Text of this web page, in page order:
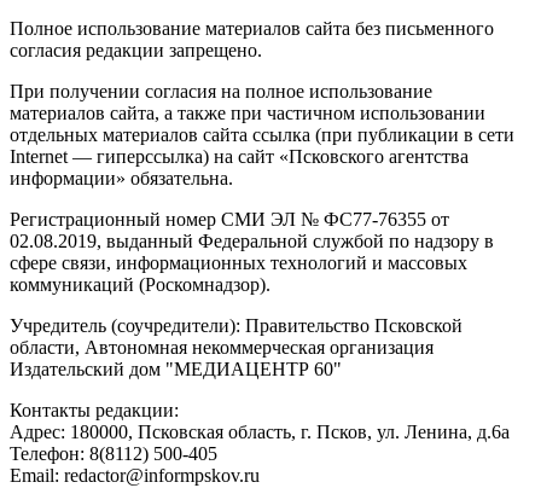
Полное использование материалов сайта без письменного
согласия редакции запрещено.
При получении согласия на полное использование
материалов сайта, а также при частичном использовании
отдельных материалов сайта ссылка (при публикации в сети
Internet — гиперссылка) на сайт «Псковского агентства
информации» обязательна.
Регистрационный номер СМИ ЭЛ № ФС77-76355 от
02.08.2019, выданный Федеральной службой по надзору в
сфере связи, информационных технологий и массовых
коммуникаций (Роскомнадзор).
Учредитель (соучредители): Правительство Псковской
области, Автономная некоммерческая организация
Издательский дом "МЕДИАЦЕНТР 60"
Контакты редакции:
Адреc: 180000, Псковская область, г. Псков, ул. Ленина, д.6а
Телефон: 8(8112) 500-405
Email: redactor@informpskov.ru